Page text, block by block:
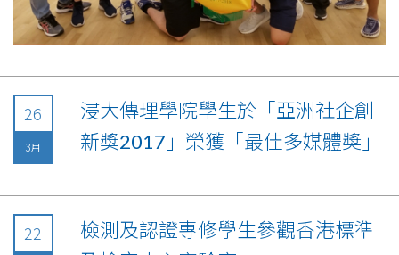
26
3月
浸大傳理學院學生於「亞洲社企創
新獎2017」榮獲「最佳多媒體奬」
22
檢測及認證專修學生參觀香港標準